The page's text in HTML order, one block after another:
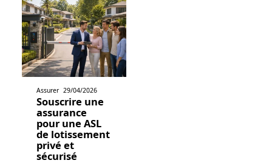
Assurer 29/04/2026
Souscrire une
assurance
pour une ASL
de lotissement
privé et
sécurisé